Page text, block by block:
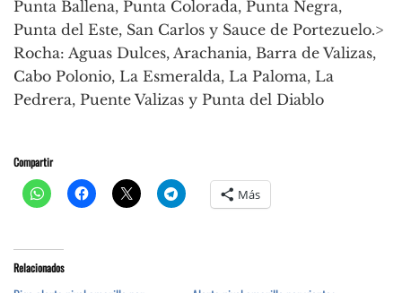
Punta Ballena, Punta Colorada, Punta Negra,
Punta del Este, San Carlos y Sauce de Portezuelo.>
Rocha: Aguas Dulces, Arachania, Barra de Valizas,
Cabo Polonio, La Esmeralda, La Paloma, La
Pedrera, Puente Valizas y Punta del Diablo
Compartir
Más
Relacionados